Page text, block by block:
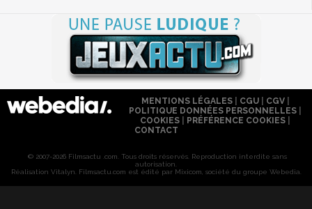
MENTIONS LÉGALES| CGU| CGV|
POLITIQUE DONNÉES PERSONNELLES
COOKIES
PRÉFÉRENCE COOKIES
CONTACT
© 2007-2026 Filmsactu .com. Tous droits réservés. Reproduction interdite sans
autorisation.
Réalisation Vitalyn . Filmsactu .com est édité par Mixicom, société du groupe Webedia.